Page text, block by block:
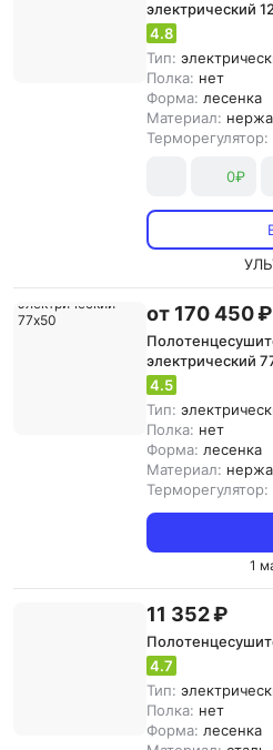
электрический
4.8
Тип:
Полка: нет
Форма: лесенка
Материал:
Терморегулятор:
0₽
от 170 450 ₽
электрический
4.5
Тип:
Полка: нет
Форма: лесенка
Материал:
Терморегулятор:
1
11 352 ₽
4.7
Тип:
Полка: нет
Форма: лесенка